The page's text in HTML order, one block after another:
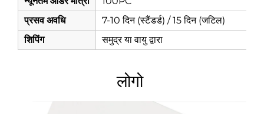
प्रसव अवधि
7-10 दिन (स्टैंडर्ड) / 15 दिन (जटिल)
शिपिंग
समुद्र या वायु द्वारा
लोगो